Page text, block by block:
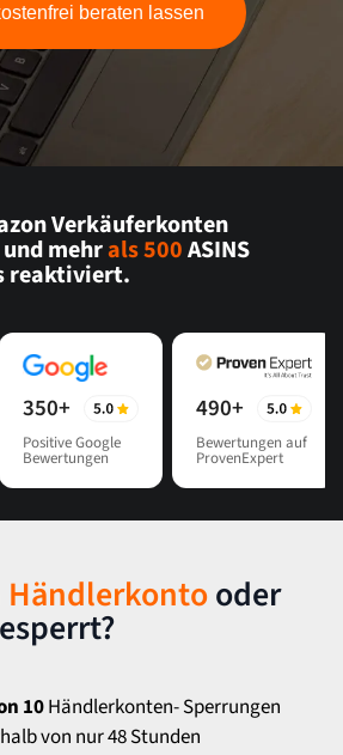
beraten lassen
Verkäuferkonten
mehrals 500ASINS
reaktiviert.
350+
Positive Google
Bewertungen
490+
Bewertungen auf
ProvenExpert
Händlerkontooder
10Händlerkonten- Sperrungen
von nur 48 Stunden